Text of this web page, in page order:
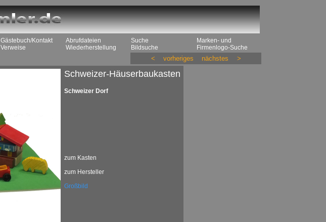
Gästebuch/Kontakt
Verweise
Abrufdateien
Wiederherstellung
Suche
Bildsuche
Marken- und
Firmenlogo-Suche
< vorheriges nächstes >
Schweizer-Häuserbaukasten
Schweizer Dorf
zum Kasten
zum Hersteller
Großbild